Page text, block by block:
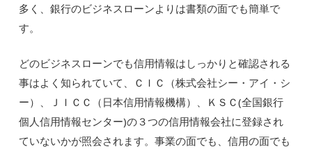
多く、銀行のビジネスローンよりは書類の面でも簡単で
す。
どのビジネスローンでも信用情報はしっかりと確認される
事はよく知られていて、ＣＩＣ（株式会社シー・アイ・シ
ー）、ＪＩＣＣ（日本信用情報機構）、ＫＳＣ(全国銀行
個人信用情報センター)の３つの信用情報会社に登録され
ていないかが照会されます。事業の面でも、信用の面でも